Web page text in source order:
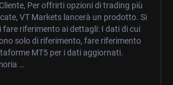
Per offrirti opzioni di trading più
VT Markets lancerà un prodotto. Si
fare riferimento ai dettagli: I dati di cui
solo di riferimento, fare riferimento
MT5 per i dati aggiornati.
…